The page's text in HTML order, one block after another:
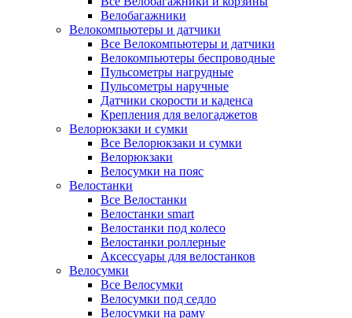
Велобагажники
Велокомпьютеры и датчики
Все Велокомпьютеры и датчики
Велокомпьютеры беспроводные
Пульсометры нагрудные
Пульсометры наручные
Датчики скорости и каденса
Крепления для велогаджетов
Велорюкзаки и сумки
Все Велорюкзаки и сумки
Велорюкзаки
Велосумки на пояс
Велостанки
Все Велостанки
Велостанки smart
Велостанки под колесо
Велостанки роллерные
Аксессуары для велостанков
Велосумки
Все Велосумки
Велосумки под седло
Велосумки на раму